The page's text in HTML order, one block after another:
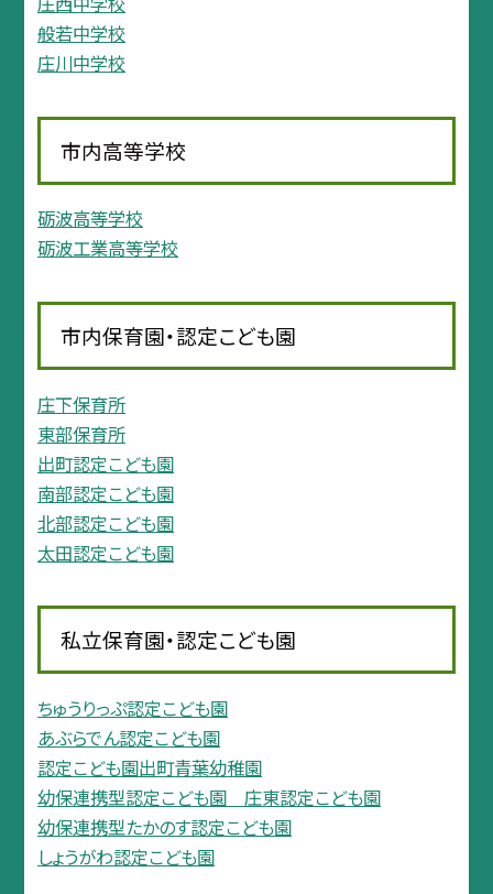
般若中学校
庄川中学校
市内高等学校
砺波高等学校
砺波工業高等学校
市内保育園・認定こども園
庄下保育所
東部保育所
出町認定こども園
南部認定こども園
北部認定こども園
太田認定こども園
私立保育園・認定こども園
ちゅうりっぷ認定こども園
あぶらでん認定こども園
認定こども園出町青葉幼稚園
幼保連携型認定こども園 庄東認定こども園
幼保連携型たかのす認定こども園
しょうがわ認定こども園